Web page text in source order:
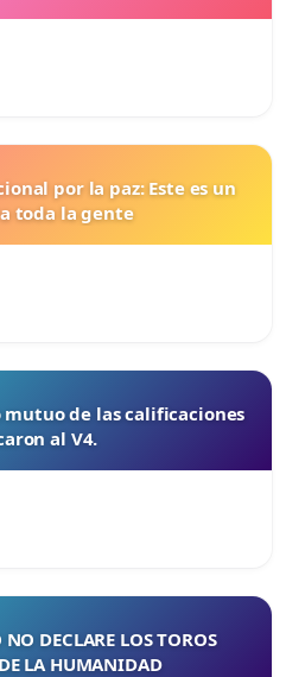
por la paz: Este es un
toda la gente
de las calificaciones
al V4.
DECLARE LOS TOROS
LA HUMANIDAD